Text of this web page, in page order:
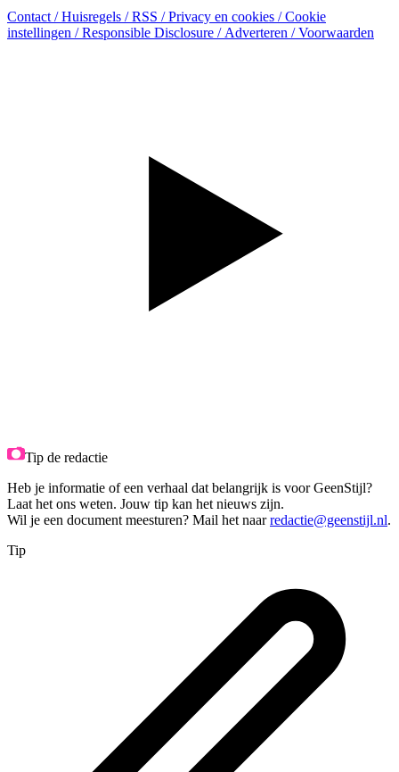
Contact /Huisregels /RSS /Privacy en cookies /Cookie
instellingen /Responsible Disclosure / Adverteren /Voorwaarden
Tip de redactie
Heb je informatie of een verhaal dat belangrijk is voor GeenStijl?
Laat het ons weten. Jouw tip kan het nieuws zijn.
Wil je een document meesturen? Mail het naar redactie@geenstijl.nl.
Tip